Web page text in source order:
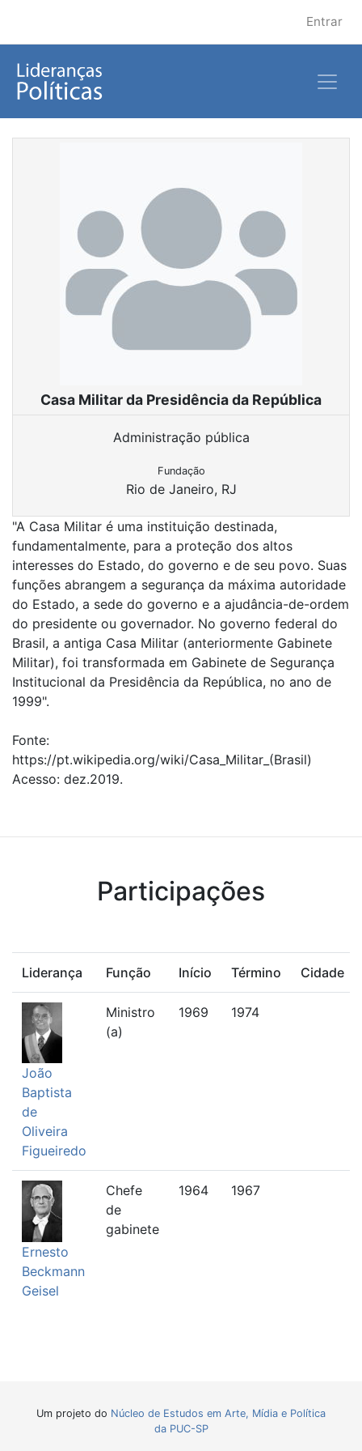
Entrar
"A Casa Militar é uma instituição destinada,
fundamentalmente, para a proteção dos altos
interesses do Estado, do governo e de seu povo. Suas
funções abrangem a segurança da máxima autoridade
do Estado, a sede do governo e a ajudância-de-ordem
do presidente ou governador. No governo federal do
Brasil, a antiga Casa Militar (anteriormente Gabinete
Militar), foi transformada em Gabinete de Segurança
Institucional da Presidência da República, no ano de
1999".
Fonte:
https://pt.wikipedia.org/wiki/Casa_Militar_(Brasil)
Acesso: dez.2019.
Casa Militar da Presidência da República
Administração pública
Fundação
Rio de Janeiro, RJ
Participações
Liderança Função Início Término Cidade
João
Baptista
de
Oliveira
Figueiredo
Ministro
(a)
1969 1974
Ernesto
Beckmann
Geisel
Chefe
de
gabinete
1964 1967
Um projeto do Núcleo de Estudos em Arte, Mídia e Política
da PUC-SP